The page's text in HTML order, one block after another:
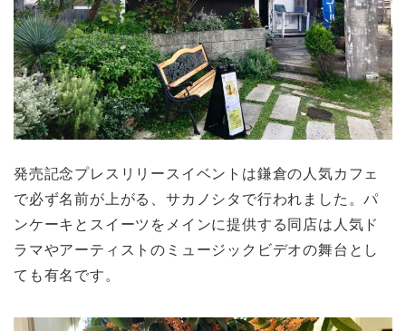
発売記念プレスリリースイベントは鎌倉の人気カフェ
で必ず名前が上がる、サカノシタで行われました。パ
ンケーキとスイーツをメインに提供する同店は人気ド
ラマやアーティストのミュージックビデオの舞台とし
ても有名です。